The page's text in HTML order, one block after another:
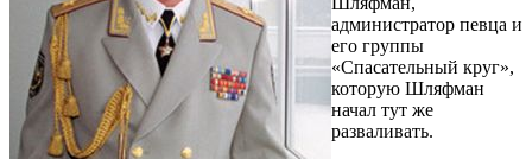
администратор певца и
его группы
«Спасательный круг»,
которую Шляфман
начал тут же
разваливать.